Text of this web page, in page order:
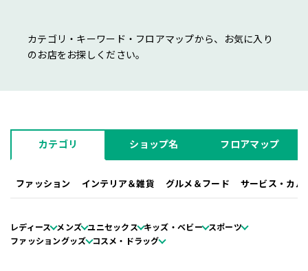
カテゴリ・キーワード・フロアマップから、お気に入り
のお店をお探しください。
カテゴリ ショップ名 フロアマップ
ファッション インテリア＆雑貨 グルメ＆フード サービス・カル
レディース メンズ ユニセックス キッズ・ベビー スポーツ
ファッショングッズ コスメ・ドラッグ